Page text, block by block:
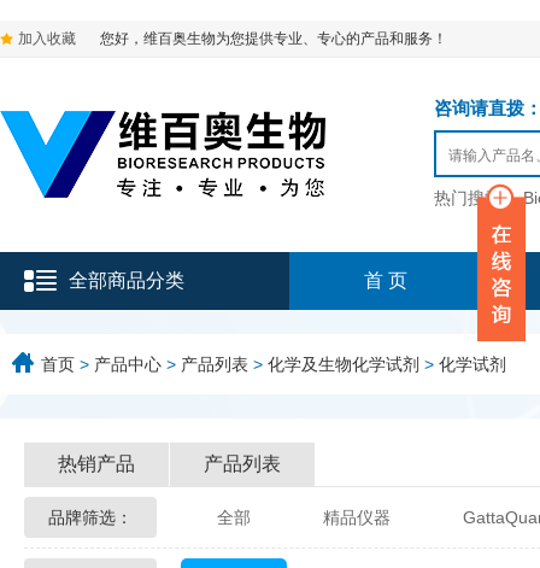
加入收藏 您好，维百奥生物为您提供专业、专心的产品和服务！
咨询请直拨
热门搜索：
全部商品分类 首 页
首页 > 产品中心 > 产品列表 > 化学及生物化学试剂 > 化学试剂
热销产品 产品列表
品牌筛选： 全部 精品仪器